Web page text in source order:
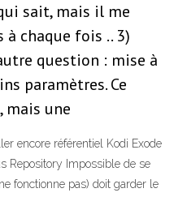
sait, mais il me
chaque fois .. 3)
question : mise à
paramètres. Ce
mais une
encore référentiel Kodi Exode
Repository Impossible de se
fonctionne pas) doit garder le